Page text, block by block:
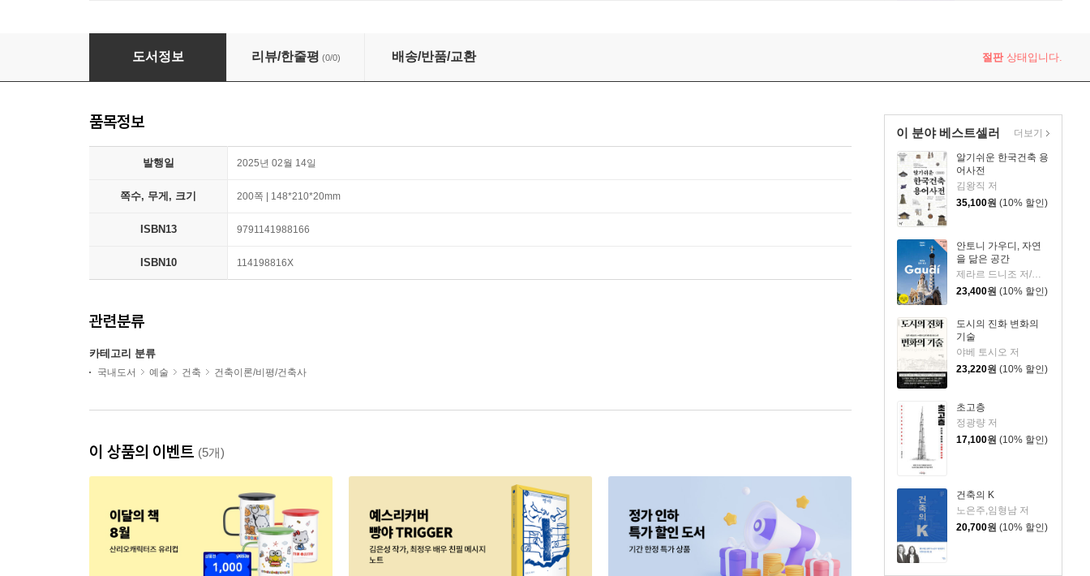
나는 도쿄로소이다
도서정보 리뷰/한줄평 (0/0) 배송/반품/교환 절판상태입니다.
이 분야 베스트셀러
알기쉬운 한국건축 용
어사전
김왕직 저
35,100원 (10% 할인)
안토니 가우디, 자연
을 닮은 공간
23,400원 (10% 할인)
도시의 진화 변화의
기술
야베 토시오 저
23,220원 (10% 할인)
초고층
정광량 저
17,100원 (10% 할인)
건축의 K
노은주,임형남 저
20,700원 (10% 할인)
더보기
품목정보
발행일 2025년 02월 14일
쪽수, 무게, 크기 200쪽 | 148*210*20mm
ISBN13 9791141988166
ISBN10 114198816X
관련분류
카테고리 분류
국내도서 예술 건축 건축이론/비평/건축사
이 상품의 이벤트 (5개)